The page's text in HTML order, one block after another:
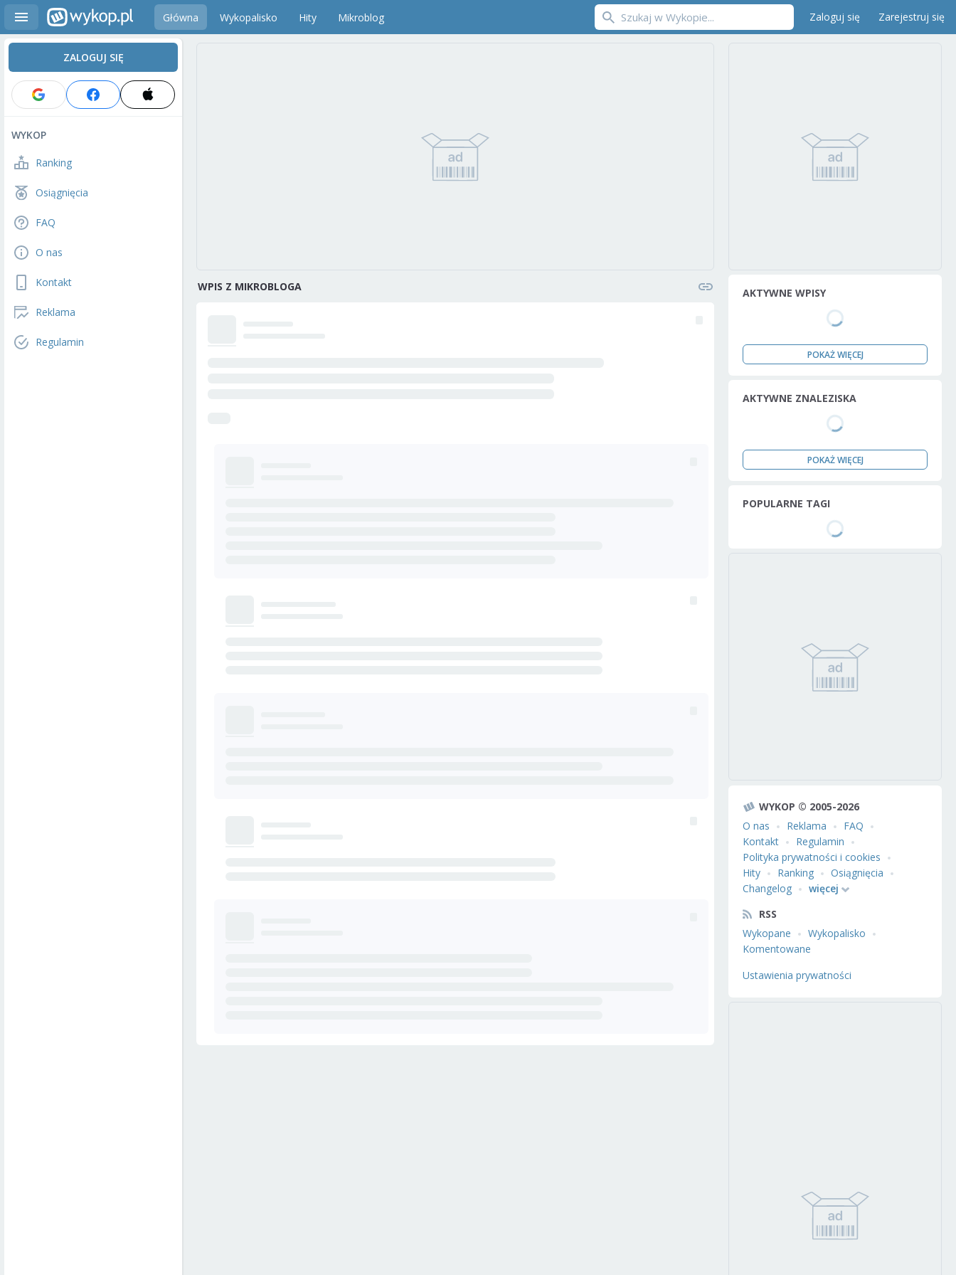
Główna Wykopalisko Hity Mikroblog Zaloguj się Zarejestruj się
ZALOGUJ SIĘ
WYKOP
Ranking
Osiągnięcia
FAQ
O nas
Kontakt
Reklama
Regulamin
WPIS Z MIKROBLOGA AKTYWNE WPISY
POKAŻ WIĘCEJ
AKTYWNE ZNALEZISKA
POKAŻ WIĘCEJ
POPULARNE TAGI
WYKOP © 2005-2026
O nas
Reklama
FAQ
Kontakt
Regulamin
Polityka prywatności i cookies
Hity
Ranking
Osiągnięcia
Changelog
więcej
RSS
Wykopane
Wykopalisko
Komentowane
Ustawienia prywatności